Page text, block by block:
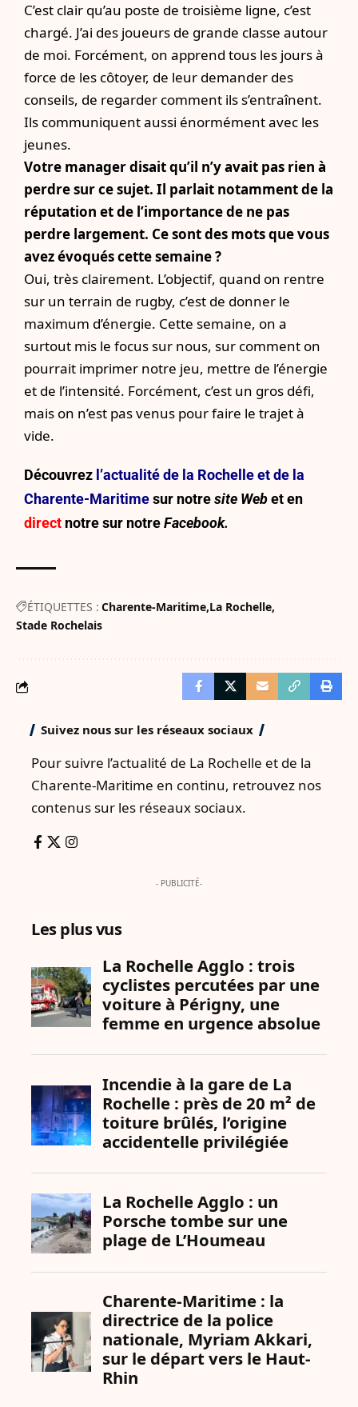
C’est clair qu’au poste de troisième ligne, c’est
chargé. J’ai des joueurs de grande classe autour
de moi. Forcément, on apprend tous les jours à
force de les côtoyer, de leur demander des
conseils, de regarder comment ils s’entraînent.
Ils communiquent aussi énormément avec les
jeunes.
Votre manager disait qu’il n’y avait pas rien à
perdre sur ce sujet. Il parlait notamment de la
réputation et de l’importance de ne pas
perdre largement. Ce sont des mots que vous
avez évoqués cette semaine ?
Oui, très clairement. L’objectif, quand on rentre
sur un terrain de rugby, c’est de donner le
maximum d’énergie. Cette semaine, on a
surtout mis le focus sur nous, sur comment on
pourrait imprimer notre jeu, mettre de l’énergie
et de l’intensité. Forcément, c’est un gros défi,
mais on n’est pas venus pour faire le trajet à
vide.
Découvrez l’actualité de la Rochelle et de la
Charente-Maritimesur notresite Webet en
direct notre sur notreFacebook.
ÉTIQUETTES : Charente-Maritime La Rochelle
Stade Rochelais
Suivez nous sur les réseaux sociaux
Pour suivre l’actualité de La Rochelle et de la
Charente-Maritime en continu, retrouvez nos
contenus sur les réseaux sociaux.
- PUBLICITÉ-
Les plus vus